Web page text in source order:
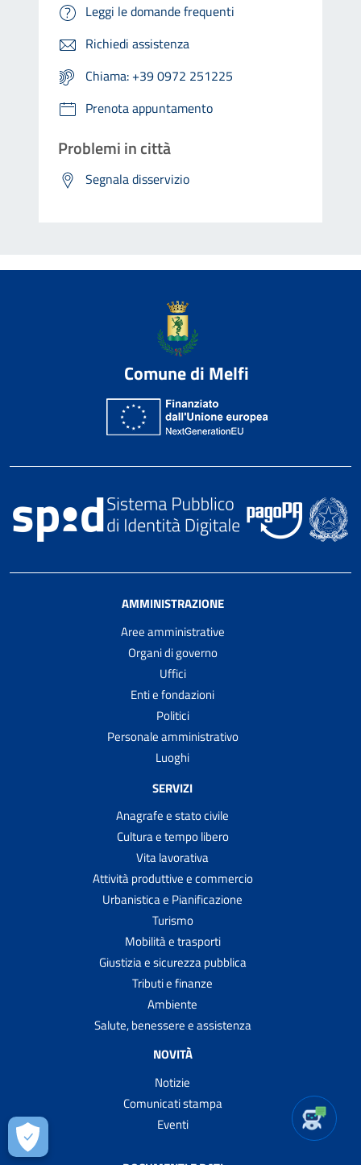
Leggi le domande frequenti
Richiedi assistenza
Chiama: +39 0972 251225
Prenota appuntamento
Problemi in città
Segnala disservizio
Comune di Melfi
AMMINISTRAZIONE
Aree amministrative
Organi di governo
Uffici
Enti e fondazioni
Politici
Personale amministrativo
Luoghi
SERVIZI
Anagrafe e stato civile
Cultura e tempo libero
Vita lavorativa
Attività produttive e commercio
Urbanistica e Pianificazione
Turismo
Mobilità e trasporti
Giustizia e sicurezza pubblica
Tributi e finanze
Ambiente
Salute, benessere e assistenza
NOVITÀ
Notizie
Comunicati stampa
Eventi